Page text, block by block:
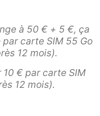
à 50 € + 5 €, ça
carte SIM 55 Go
12 mois).
10 € par carte SIM
12 mois).